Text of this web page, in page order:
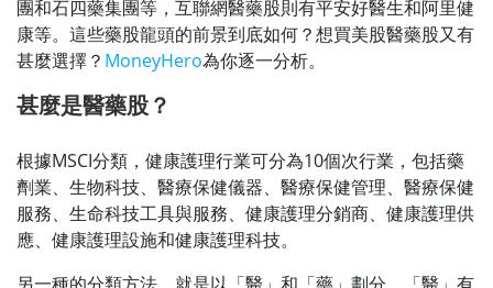
團和石四藥集團等，互聯網醫藥股則有平安好醫生和阿里健
康等。這些藥股龍頭的前景到底如何？想買美股醫藥股又有
甚麼選擇？ MoneyHero為你逐一分析。
甚麼是醫藥股？
根據MSCI分類，健康護理行業可分為10個次行業，包括藥
劑業、生物科技、醫療保健儀器、醫療保健管理、醫療保健
服務、生命科技工具與服務、健康護理分銷商、健康護理供
應、健康護理設施和健康護理科技。